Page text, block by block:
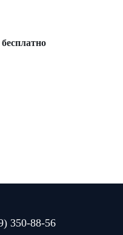
350-88-56